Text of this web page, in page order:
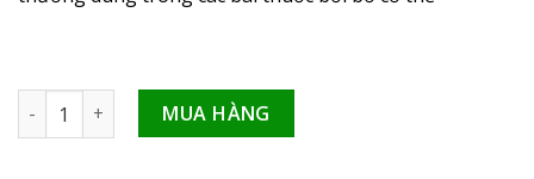
Thục địa điều trị suy nhược cơ thể số lượng
MUA HÀNG